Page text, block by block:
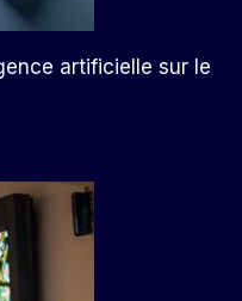
artificielle sur le